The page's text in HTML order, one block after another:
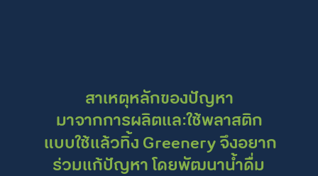
สาเหตุหลักของปัญหา
มาจากการผลิตและใช้พลาสติก
แบบใช้แล้วทิ้ง Greenery จึงอยาก
ร่วมแก้ปัญหา โดยพัฒนาน้ำดื่ม